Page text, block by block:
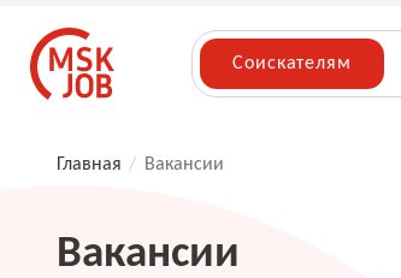
Соискателям
Главная / Вакансии
Вакансии